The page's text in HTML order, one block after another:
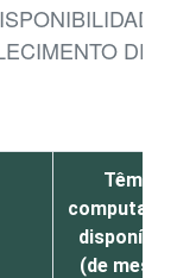
DE
Têm
computador
disponível
(de mesa,